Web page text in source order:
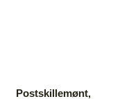
Postskillemønt,